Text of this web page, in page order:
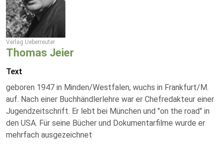
Verlag Ueberreuter
Thomas Jeier
Text
geboren 1947 in Minden/Westfalen, wuchs in Frankfurt/M.
auf. Nach einer Buchhändlerlehre war er Chefredakteur einer
Jugendzeitschrift. Er lebt bei München und "on the road" in
den USA. Für seine Bücher und Dokumentarfilme wurde er
mehrfach ausgezeichnet